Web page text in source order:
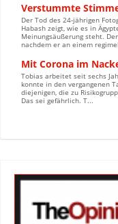
Verstummte
Der Tod des 24-jährigen
Habash zeigt, wie es in
Meinungsäußerung steht.
nachdem er an einem
Mit Corona im
Tobias arbeitet seit sechs
konnte in den vergangenen
diejenigen, die zu
Das sei gefährlich. T...